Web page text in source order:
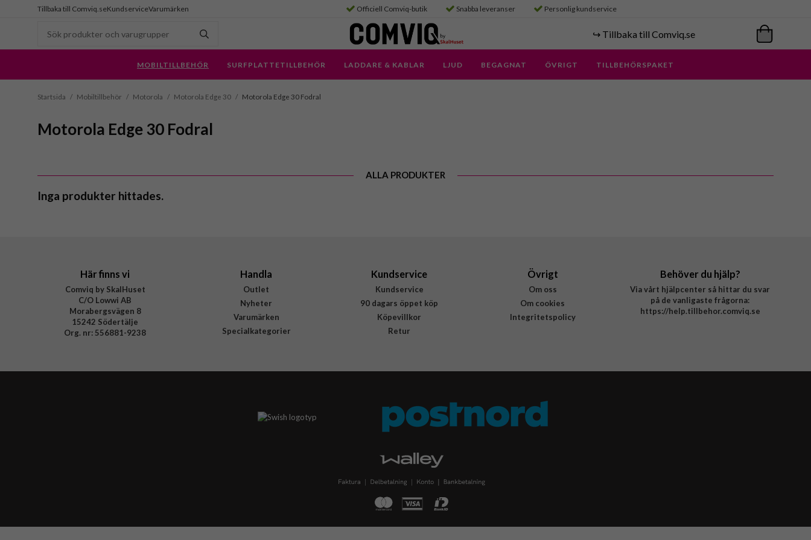
Tillbaka till Comviq.seKundserviceVarumärken Officiell Comviq-butik Snabba leveranser Personlig kundservice
↪️ Tillbaka till Comviq.se
MOBILTILLBEHÖR SURFPLATTETILLBEHÖR LADDARE & KABLAR LJUD BEGAGNAT ÖVRIGT TILLBEHÖRSPAKET
Startsida / Mobiltillbehör / Motorola / Motorola Edge 30 / Motorola Edge 30 Fodral
Motorola Edge 30 Fodral
ALLA PRODUKTER
Inga produkter hittades.
Här finns vi
Comviq by SkalHuset
C/O Lowwi AB
Morabergsvägen 8
15242 Södertälje
Org. nr: 556881-9238
Handla
Outlet
Nyheter
Varumärken
Specialkategorier
Kundservice
Kundservice
90 dagars öppet köp
Köpevillkor
Retur
Övrigt
Om oss
Om cookies
Integritetspolicy
Behöver du hjälp?
Via vårt hjälpcenter så hittar du svar
på de vanligaste frågorna:
https://help.tillbehor.comviq.se